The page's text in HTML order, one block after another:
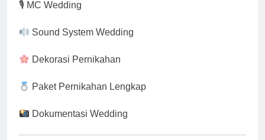
🎙 MC Wedding
Sound System Wedding
Dekorasi Pernikahan
Paket Pernikahan Lengkap
Dokumentasi Wedding